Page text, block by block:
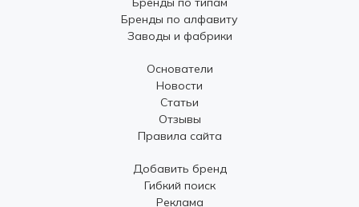
Бренды по алфавиту
Заводы и фабрики
Основатели
Новости
Статьи
Отзывы
Правила сайта
Добавить бренд
Гибкий поиск
Реклама